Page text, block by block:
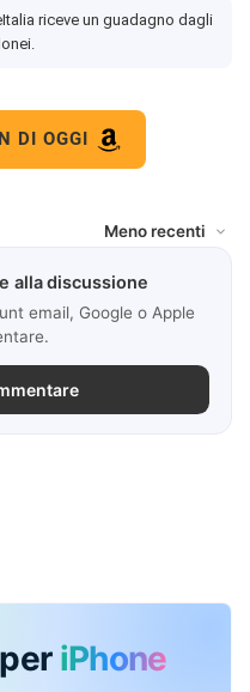
riceve un guadagno dagli
DI OGGI
alla discussione
email, Google o Apple
iPhone